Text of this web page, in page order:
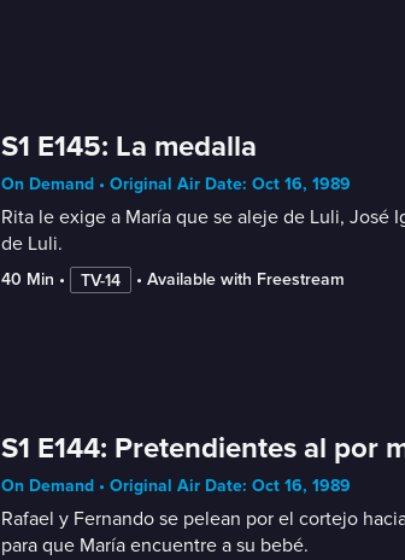
S1 E145: La medalla
On Demand • Original Air Date: Oct 16, 1989
Rita le exige a María que se aleje de Luli, José
de Luli.
40 Min • TV-14 • Available with Freestream
S1 E144: Pretendientes al por
On Demand • Original Air Date: Oct 16, 1989
Rafael y Fernando se pelean por el cortejo
para que María encuentre a su bebé.